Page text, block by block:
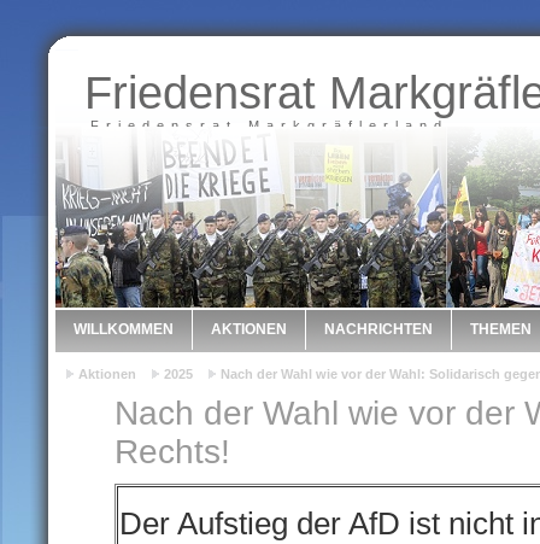
Friedensrat
Friedensrat Markgräflerland
WILLKOMMEN AKTIONEN NACHRICHTEN THEMEN
Aktionen 2025 Nach der Wahl wie vor der Wahl: Solidarisch
Nach der Wahl wie vor der
Rechts!
Der Aufstieg der AfD ist nicht